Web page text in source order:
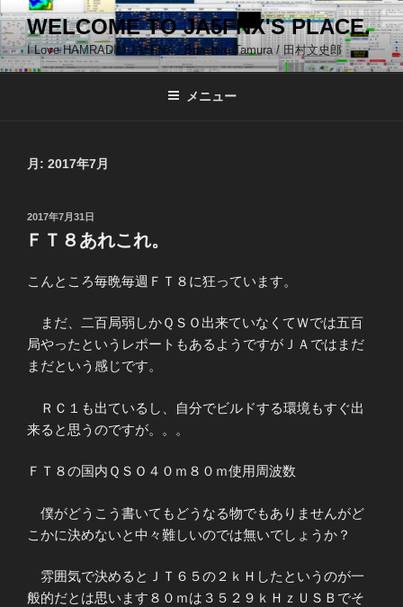
コ
ン
テ
ン
WELCOME TO JA5FNX'S PLACE.
I Love HAMRADIO JA5FNX / Bunshiro Tamura / 田村文史郎
メニュー
月: 2017年7月
投
稿
日:
2017年7月31日
ＦＴ８あれこれ。
こんところ毎晩毎週ＦＴ８に狂っています。
まだ、二百局弱しかＱＳＯ出来ていなくてＷでは五百
局やったというレポートもあるようですがＪＡではまだ
まだという感じです。
ＲＣ１も出ているし、自分でビルドする環境もすぐ出
来ると思うのですが。。。
ＦＴ８の国内ＱＳＯ４０ｍ８０ｍ使用周波数
僕がどうこう書いてもどうなる物でもありませんがど
こかに決めないと中々難しいのでは無いでしょうか？
雰囲気で決めるとＪＴ６５の２ｋＨしたというのが一
般的だとは思います８０ｍは３５２９ｋＨｚＵＳＢでそ